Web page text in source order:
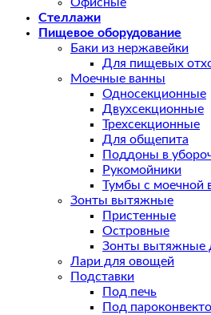
Офисные
Стеллажи
Пищевое оборудование
Баки из нержавейки
Для пищевых
Моечные ванны
Односекционные
Двухсекционные
Трехсекционные
Для общепита
Поддоны в
Рукомойники
Тумбы с моечной
Зонты вытяжные
Пристенные
Островные
Зонты вытяжные
Лари для овощей
Подставки
Под печь
Под